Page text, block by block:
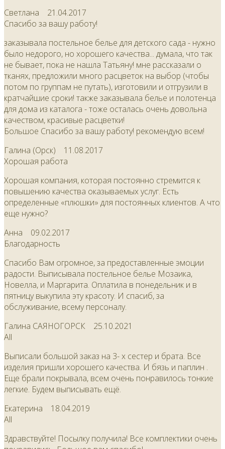
Светлана 21.04.2017
Спасибо за вашу работу!
заказывала постельное белье для детского сада - нужно
было недорого, но хорошего качества... думала, что так
не бывает, пока не нашла Татьяну! мне рассказали о
тканях, предложили много расцветок на выбор (чтобы
потом по группам не путать), изготовили и отгрузили в
кратчайшие сроки! также заказывала белье и полотенца
для дома из каталога - тоже осталась очень довольна
качеством, красивые расцветки!
Большое Спасибо за вашу работу! рекомендую всем!
Галина (Орск) 11.08.2017
Хорошая работа
Хорошая компания, которая постоянно стремится к
повышению качества оказываемых услуг. Есть
определенные «плюшки» для постоянных клиентов. А что
еще нужно?
Анна 09.02.2017
Благодарность
Спасибо Вам огромное, за предоставленные эмоции
радости. Выписывала постельное белье Мозаика,
Новелла, и Маргарита. Оплатила в понедельник и в
пятницу выкупила эту красоту. И спасиб, за
обслуживание, всему персоналу.
Галина САЯНОГОРСК 25.10.2021
All
Выписали большой заказ на 3- х сестер и брата. Все
изделия пришли хорошего качества. И бязь и паплин .
Еще брали покрывала, всем очень понравилось тонкие
легкие. Будем выписывать ещё.
Екатерина 18.04.2019
All
Здравствуйте! Посылку получила! Все комплектики очень